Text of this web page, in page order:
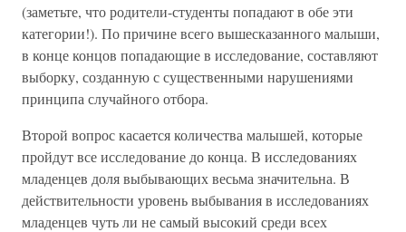
(заметьте, что родители-студенты попадают в обе эти
категории!). По причине всего вышесказанного малыши,
в конце концов попадающие в исследование, составляют
выборку, созданную с существенными нарушениями
принципа случайного отбора.
Второй вопрос касается количества малышей, которые
пройдут все исследование до конца. В исследованиях
младенцев доля выбывающих весьма значительна. В
действительности уровень выбывания в исследованиях
младенцев чуть ли не самый высокий среди всех